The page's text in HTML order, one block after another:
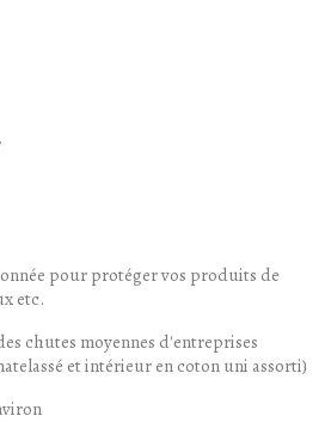
pour protéger vos produits de
etc.
chutes moyennes d'entreprises
et intérieur en coton uni assorti)